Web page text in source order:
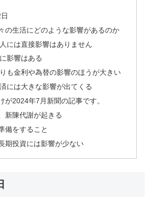
の生活にどのような影響があるのか
には直接影響はありません
影響はある
も金利や為替の影響のほうが大きい
には大きな影響が出てくる
が2024年7月新聞の記事です。
新陳代謝が起きる
備をすること
期投資には影響が少ない